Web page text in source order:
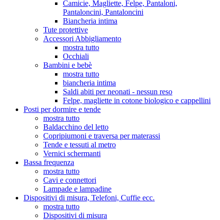
Camicie, Magliette, Felpe, Pantaloni,
Pantaloncini, Pantaloncini
Biancheria intima
Tute protettive
Accessori Abbigliamento
mostra tutto
Occhiali
Bambini e bebè
mostra tutto
biancheria intima
Saldi abiti per neonati - nessun reso
Felpe, magliette in cotone biologico e cappellini
Posti per dormire e tende
mostra tutto
Baldacchino del letto
Copripiumoni e traversa per materassi
Tende e tessuti al metro
Vernici schermanti
Bassa frequenza
mostra tutto
Cavi e connettori
Lampade e lampadine
Dispositivi di misura, Telefoni, Cuffie ecc.
mostra tutto
Dispositivi di misura